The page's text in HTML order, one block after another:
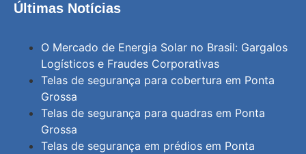
Últimas Notícias
O Mercado de Energia Solar no Brasil: Gargalos
Logísticos e Fraudes Corporativas
Telas de segurança para cobertura em Ponta
Grossa
Telas de segurança para quadras em Ponta
Grossa
Telas de segurança em prédios em Ponta